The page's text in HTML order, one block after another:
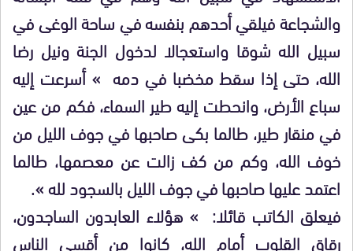
والشجاعة فيلقي أحدهم بنفسه في ساحة الوغى في
سبيل الله شوقا واستعجالا لدخول الجنة ونيل رضا
الله، حتى إذا سقط مخضبا في دمه » أسرعت إليه
سباع الأرض، وانحطت إليه طير السماء، فكم من عين
في منقار طير، طالما بكى صاحبها في جوف الليل من
خوف الله، وكم من كف زالت عن معصمها، طالما
اعتمد عليها صاحبها في جوف الليل بالسجود لله ».
فيعلق الكاتب قائلا: » هؤلاء العابدون الساجدون،
رقاق القلوب أمام الله، كانوا من أقسى الناس